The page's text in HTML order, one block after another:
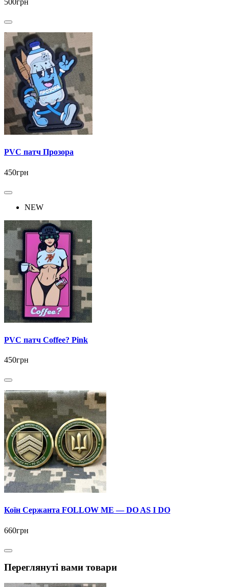
500грн
PVC патч Прозора
450грн
NEW
PVC патч Coffee? Pink
450грн
Коїн Сержанта FOLLOW ME — DO AS I DO
660грн
Переглянуті вами товари